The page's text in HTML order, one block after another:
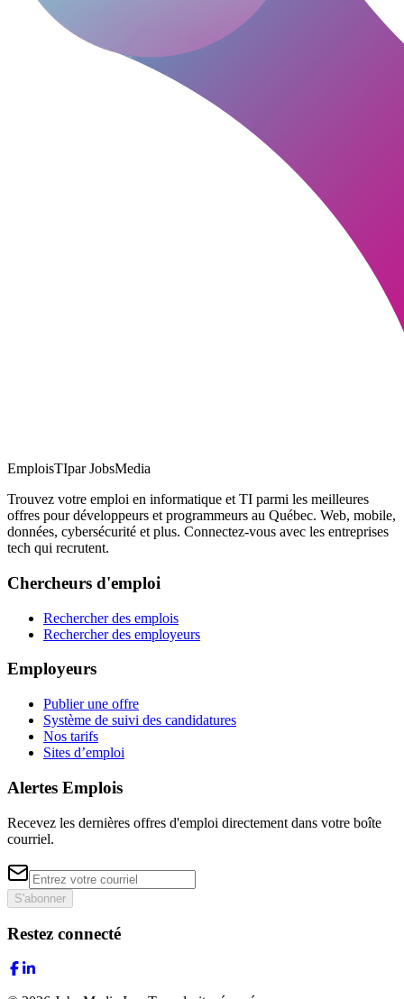
EmploisTIpar JobsMedia
Trouvez votre emploi en informatique et TI parmi les meilleures
offres pour développeurs et programmeurs au Québec. Web, mobile,
données, cybersécurité et plus. Connectez-vous avec les entreprises
tech qui recrutent.
Chercheurs d'emploi
Rechercher des emplois
Rechercher des employeurs
Employeurs
Publier une offre
Système de suivi des candidatures
Nos tarifs
Sites d’emploi
Alertes Emplois
Recevez les dernières offres d'emploi directement dans votre boîte
courriel.
S'abonner
Restez connecté